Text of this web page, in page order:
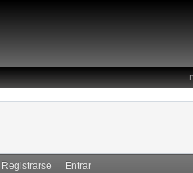
Registrarse Entrar